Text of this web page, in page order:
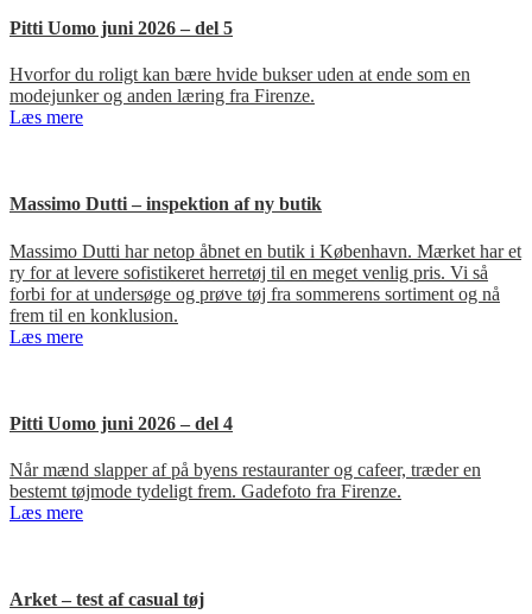
Pitti Uomo juni 2026 – del 5
Hvorfor du roligt kan bære hvide bukser uden at ende som en
modejunker og anden læring fra Firenze.
Læs mere
Massimo Dutti – inspektion af ny butik
Massimo Dutti har netop åbnet en butik i København. Mærket har et
ry for at levere sofistikeret herretøj til en meget venlig pris. Vi så
forbi for at undersøge og prøve tøj fra sommerens sortiment og nå
frem til en konklusion.
Læs mere
Pitti Uomo juni 2026 – del 4
Når mænd slapper af på byens restauranter og cafeer, træder en
bestemt tøjmode tydeligt frem. Gadefoto fra Firenze.
Læs mere
Arket – test af casual tøj